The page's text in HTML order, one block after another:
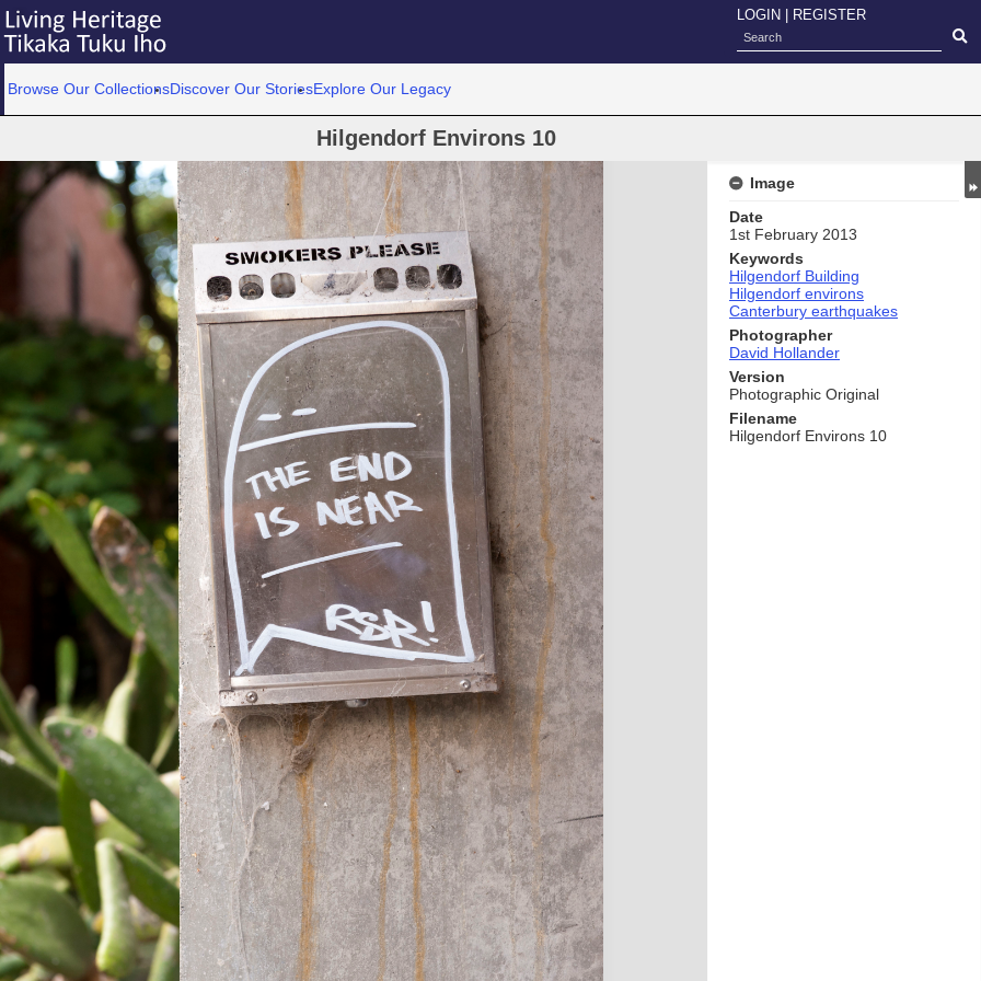
LOGIN REGISTER
Browse Our CollectionsDiscover Our StoriesExplore Our Legacy
Hilgendorf Environs 10
Image
Date
1st February 2013
Keywords
Hilgendorf Building
Hilgendorf environs
Canterbury earthquakes
Photographer
David Hollander
Version
Photographic Original
Filename
Hilgendorf Environs 10